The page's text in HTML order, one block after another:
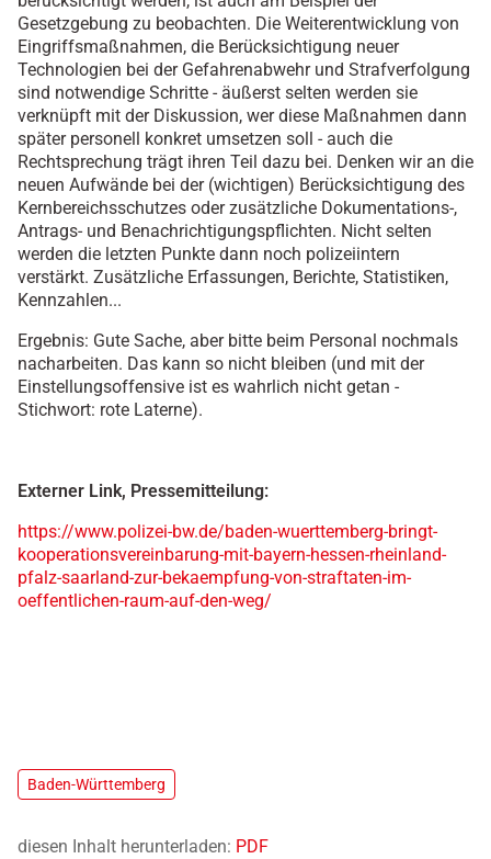
Gesetzgebung zu beobachten. Die Weiterentwicklung von
Eingriffsmaßnahmen, die Berücksichtigung neuer
Technologien bei der Gefahrenabwehr und Strafverfolgung
sind notwendige Schritte - äußerst selten werden sie
verknüpft mit der Diskussion, wer diese Maßnahmen dann
später personell konkret umsetzen soll - auch die
Rechtsprechung trägt ihren Teil dazu bei. Denken wir an die
neuen Aufwände bei der (wichtigen) Berücksichtigung des
Kernbereichsschutzes oder zusätzliche Dokumentations-,
Antrags- und Benachrichtigungspflichten. Nicht selten
werden die letzten Punkte dann noch polizeiintern
verstärkt. Zusätzliche Erfassungen, Berichte, Statistiken,
Kennzahlen...
Ergebnis: Gute Sache, aber bitte beim Personal nochmals
nacharbeiten. Das kann so nicht bleiben (und mit der
Einstellungsoffensive ist es wahrlich nicht getan -
Stichwort: rote Laterne).
Externer Link, Pressemitteilung:
https://www.polizei-bw.de/baden-wuerttemberg-bringt-
kooperationsvereinbarung-mit-bayern-hessen-rheinland-
pfalz-saarland-zur-bekaempfung-von-straftaten-im-
oeffentlichen-raum-auf-den-weg/
Baden-Württemberg
diesen Inhalt herunterladen: PDF